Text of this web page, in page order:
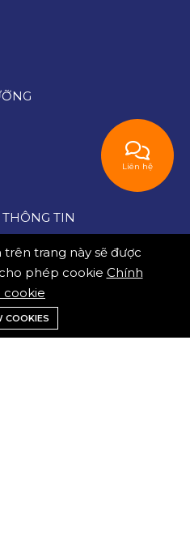
Liên hệ
TIN
VÀ HOÀN HỦY DỊCH
trang này sẽ được
phép cookie Chính
cookie
COOKIES